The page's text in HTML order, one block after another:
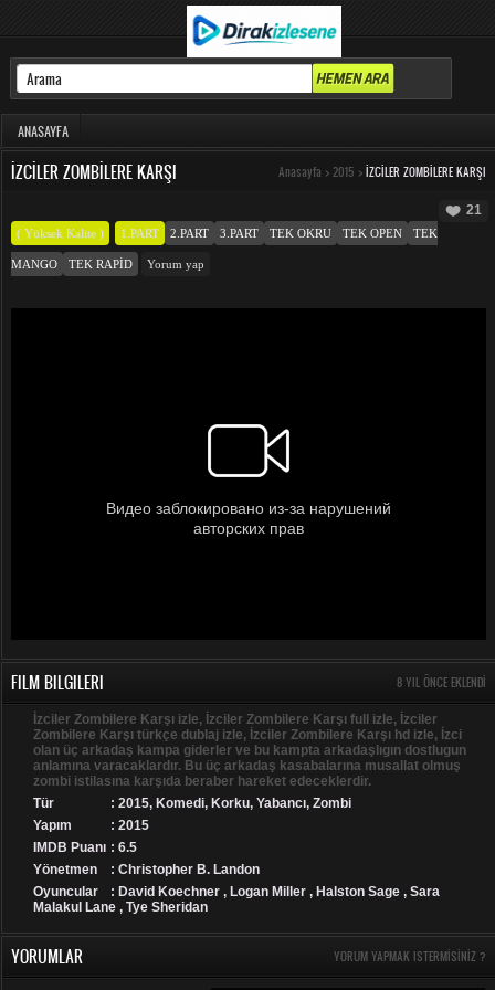
ANASAYFA
İZCILER ZOMBILERE KARŞI Anasayfa > 2015 > İZCILER ZOMBILERE KARŞI
21
( Yüksek Kalite ) 1.PART 2.PART 3.PART TEK OKRU TEK OPEN TEK
MANGO TEK RAPID Yorum yap
FILM BILGILERI 8 YIL ÖNCE EKLENDI
İzciler Zombilere Karşı izle, İzciler Zombilere Karşı full izle, İzciler
Zombilere Karşı türkçe dublaj izle, İzciler Zombilere Karşı hd izle, İzci
olan üç arkadaş kampa giderler ve bu kampta arkadaşlıgın dostlugun
anlamına varacaklardır. Bu üç arkadaş kasabalarına musallat olmuş
zombi istilasına karşıda beraber hareket edeceklerdir.
Tür
: 2015, Komedi, Korku, Yabancı, Zombi
Yapım
: 2015
IMDB Puanı : 6.5
Yönetmen
: Christopher B. Landon
Oyuncular
: David Koechner , Logan Miller , Halston Sage , Sara
Malakul Lane , Tye Sheridan
YORUMLAR YORUM YAPMAK ISTERMISINIZ ?